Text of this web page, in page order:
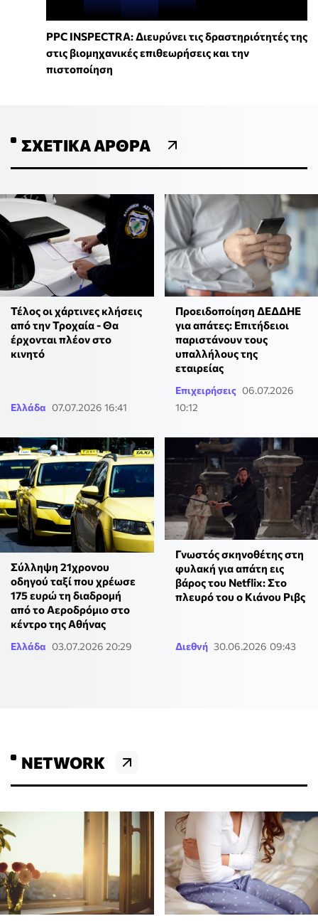
PPC INSPECTRA: Διευρύνει τις δραστηριότητές της
στις βιομηχανικές επιθεωρήσεις και την
πιστοποίηση
ΣΧΕΤΙΚΆ ΆΡΘΡΑ
Τέλος οι χάρτινες κλήσεις
από την Τροχαία - Θα
έρχονται πλέον στο
κινητό
Ελλάδα 07.07.2026 16:41
Προειδοποίηση ΔΕΔΔΗΕ
για απάτες: Επιτήδειοι
παριστάνουν τους
υπαλλήλους της
εταιρείας
Επιχειρήσεις 06.07.2026
10:12
Σύλληψη 21χρονου
οδηγού ταξί που χρέωσε
175 ευρώ τη διαδρομή
από το Αεροδρόμιο στο
κέντρο της Αθήνας
Ελλάδα 03.07.2026 20:29
Γνωστός σκηνοθέτης στη
φυλακή για απάτη εις
βάρος του Netflix: Στο
πλευρό του ο Κιάνου Ριβς
Διεθνή 30.06.2026 09:43
NETWORK